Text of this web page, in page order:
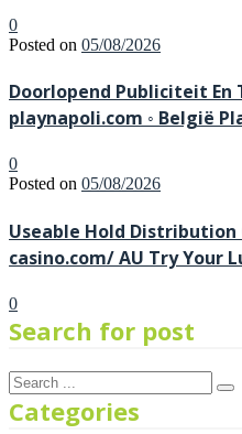
0
Posted on 05/08/2026
Doorlopend Publiciteit
playnapoli.com ◦ België
0
Posted on 05/08/2026
Useable Hold
casino.com/ AU Try Your
0
Search for post
Categories